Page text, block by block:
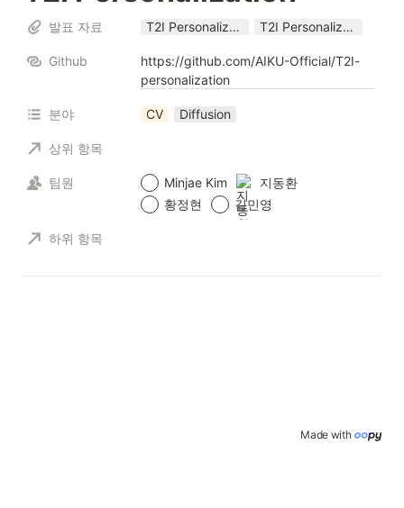
발표 자료 T2I Personalization_Conference_24_1 (3).pptx T2I Personalization_Conference_24_1 (3).pdf
Github
https://github.com/AIKU-Official/T2I-
personalization
분야 CV Diffusion
상위 항목
팀원 Minjae Kim
지동환
황정현
김민영
하위 항목
Made with